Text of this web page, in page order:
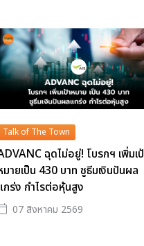
Talk of The Town
ฉุดไม่อยู่! โบรกฯ เพิ่มเ
มายเป็น 430 บาท ชูธีมเงินปันผล
กร่ง กำไรต่อหุ้นสูง
07 สิงหาคม 2569